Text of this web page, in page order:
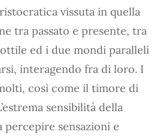
vissuta in quella
tra passato e presente, tra
ed i due mondi paralleli
interagendo fra di loro. I
così come il timore di
sensibilità della
percepire sensazioni e